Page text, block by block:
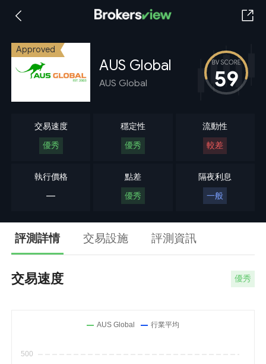
Approved
AUS Global
AUS Global 59
交易速度
優秀
穩定性
優秀
流動性
較差
執行價格
---
點差
優秀
隔夜利息
一般
評測詳情 交易設施 評測資訊
交易速度 優秀